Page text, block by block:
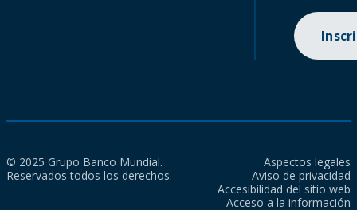
© 2025 Grupo Banco Mundial.
Reservados todos los derechos.
Aspectos legales
Aviso de privacidad
Accesibilidad del sitio web
Acceso a la información